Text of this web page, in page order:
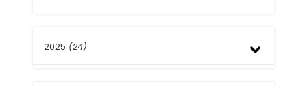
2025 (24)